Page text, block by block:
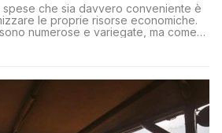
che sia davvero conveniente è
le proprie risorse economiche.
numerose e variegate, ma come
alle proprie esigenze senza